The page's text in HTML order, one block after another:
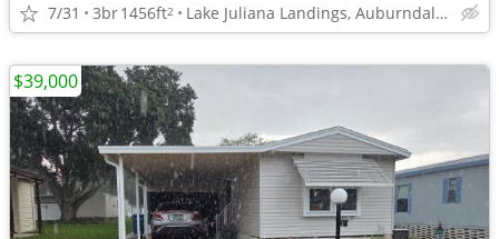
7/31 3br1456ft2 Lake Juliana Landings, Auburndale, FL
$39,000